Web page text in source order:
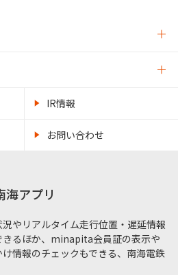
IR情報
お問い合わせ
海アプリ
やリアルタイム走行位置・遅延情報
きるほか、minapita会員証の表示や
情報のチェックもできる、南海電鉄